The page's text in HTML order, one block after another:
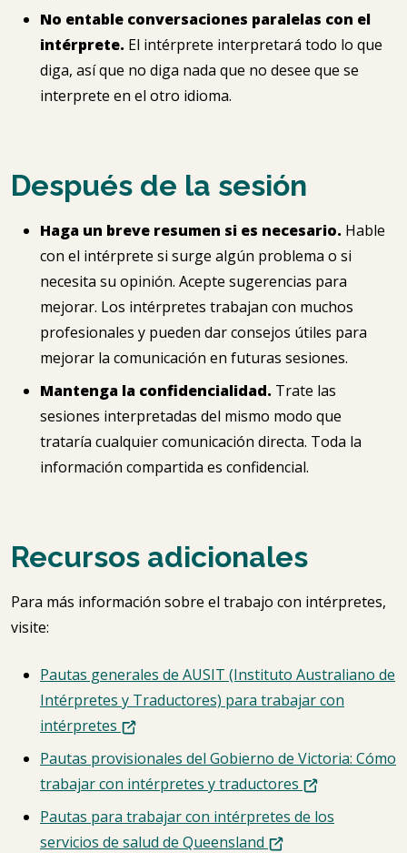
No entable conversaciones paralelas con el
intérprete. El intérprete interpretará todo lo que
diga, así que no diga nada que no desee que se
interprete en el otro idioma.
Después de la sesión
Haga un breve resumen si es necesario. Hable
con el intérprete si surge algún problema o si
necesita su opinión. Acepte sugerencias para
mejorar. Los intérpretes trabajan con muchos
profesionales y pueden dar consejos útiles para
mejorar la comunicación en futuras sesiones.
Mantenga la confidencialidad. Trate las
sesiones interpretadas del mismo modo que
trataría cualquier comunicación directa. Toda la
información compartida es confidencial.
Recursos adicionales
Para más información sobre el trabajo con intérpretes,
visite:
Pautas generales de AUSIT (Instituto Australiano de
Intérpretes y Traductores) para trabajar con
intérpretes
Pautas provisionales del Gobierno de Victoria: Cómo
trabajar con intérpretes y traductores
Pautas para trabajar con intérpretes de los
servicios de salud de Queensland